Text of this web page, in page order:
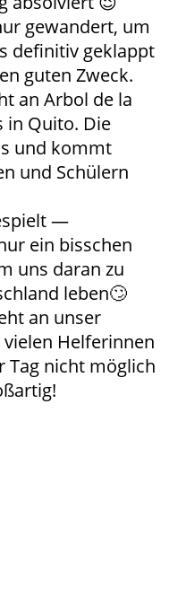
gewandert, um
definitiv geklappt
guten Zweck.
an Arbol de la
in Quito. Die
und kommt
und Schülern
—
ein bisschen
uns daran zu
leben🙄
an unser
Helferinnen
Tag nicht möglich